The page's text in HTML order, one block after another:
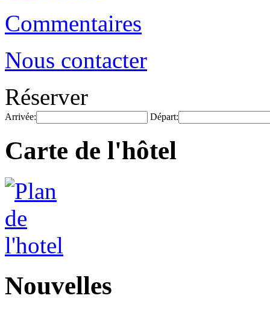
Commentaires
Nous contacter
Réserver
Arrivée: Départ:
Carte de l'hôtel
Nouvelles